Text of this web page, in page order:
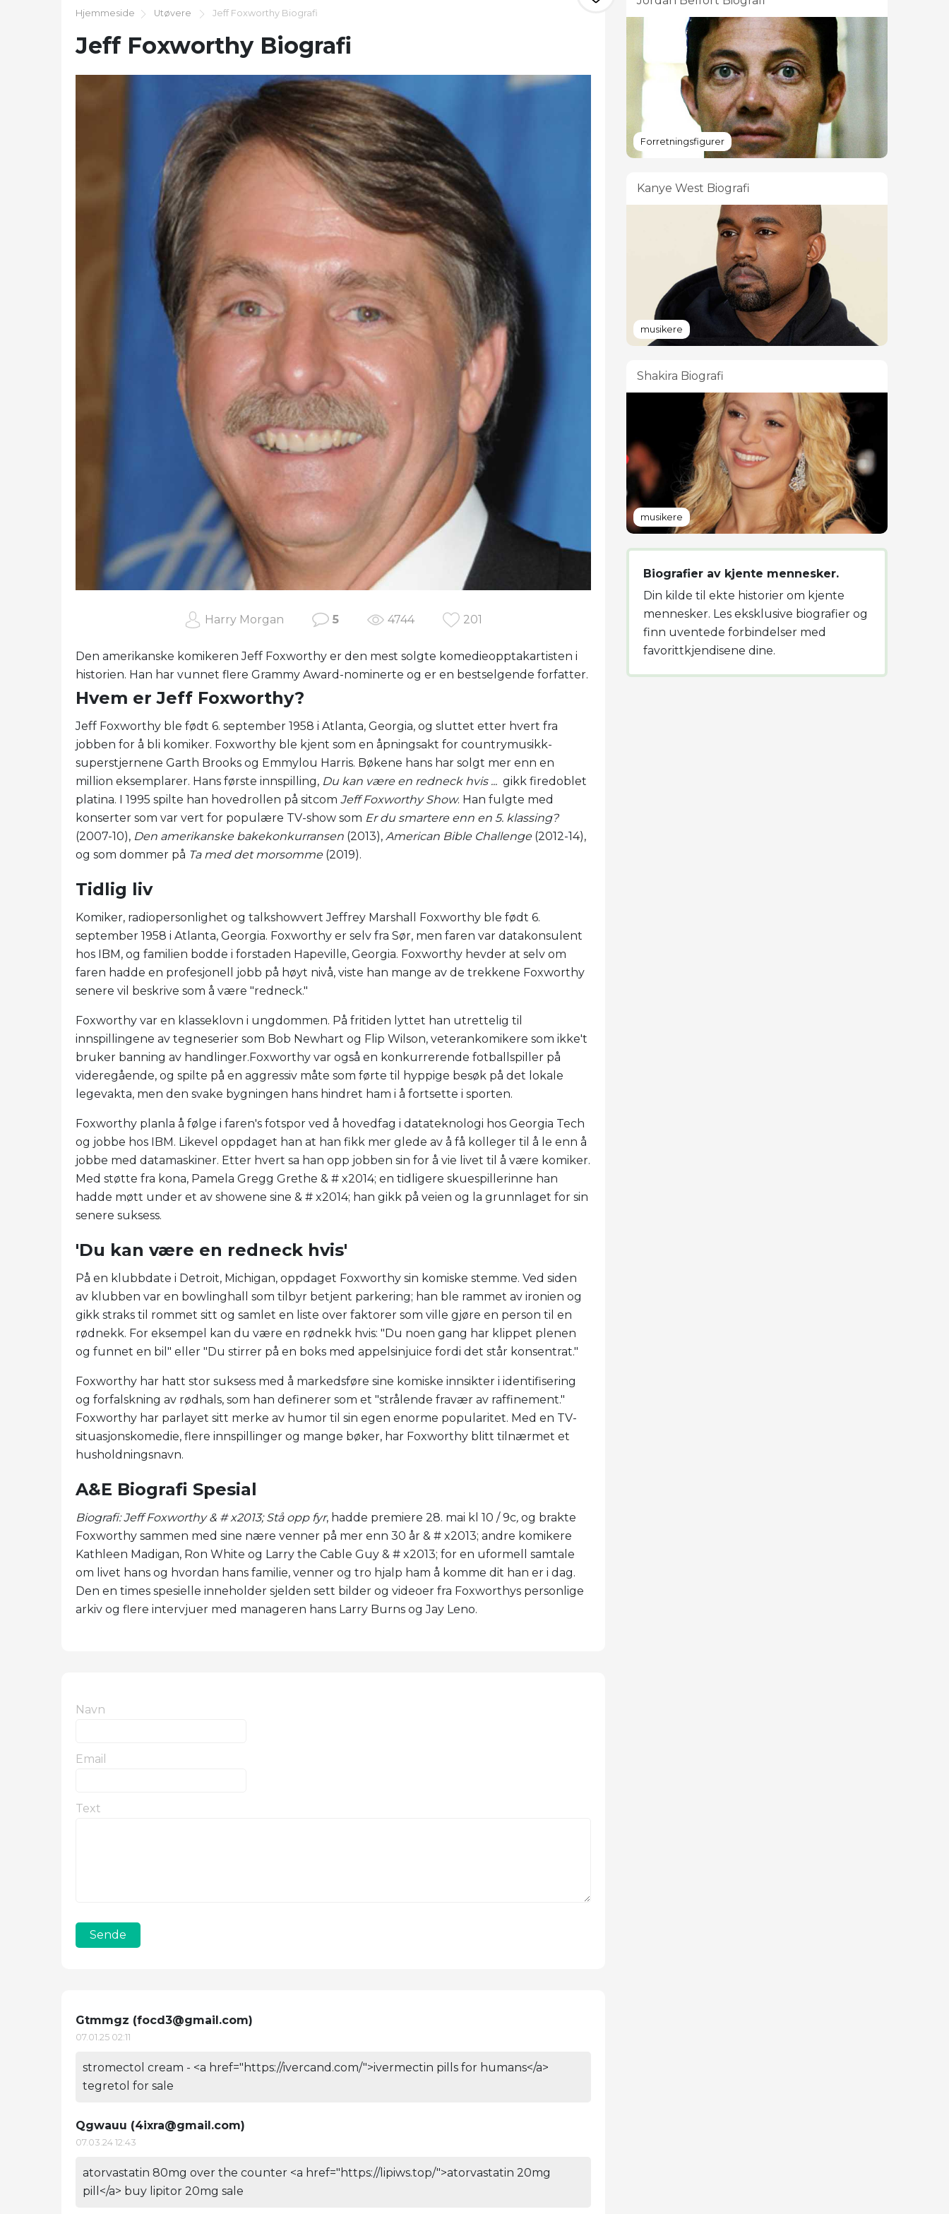
Hjemmeside Utøvere Jeff Foxworthy Biografi
Jeff Foxworthy Biografi
Harry Morgan 5 4744 201
Den amerikanske komikeren Jeff Foxworthy er den mest solgte komedieopptakartisten i
historien. Han har vunnet flere Grammy Award-nominerte og er en bestselgende forfatter.
Hvem er Jeff Foxworthy?
Jeff Foxworthy ble født 6. september 1958 i Atlanta, Georgia, og sluttet etter hvert fra
jobben for å bli komiker. Foxworthy ble kjent som en åpningsakt for countrymusikk-
superstjernene Garth Brooks og Emmylou Harris. Bøkene hans har solgt mer enn en
million eksemplarer. Hans første innspilling, Du kan være en redneck hvis ... gikk firedoblet
platina. I 1995 spilte han hovedrollen på sitcom Jeff Foxworthy Show. Han fulgte med
konserter som var vert for populære TV-show som Er du smartere enn en 5. klassing?
(2007-10), Den amerikanske bakekonkurransen (2013), American Bible Challenge(2012-14),
og som dommer på Ta med det morsomme(2019).
Tidlig liv
Komiker, radiopersonlighet og talkshowvert Jeffrey Marshall Foxworthy ble født 6.
september 1958 i Atlanta, Georgia. Foxworthy er selv fra Sør, men faren var datakonsulent
hos IBM, og familien bodde i forstaden Hapeville, Georgia. Foxworthy hevder at selv om
faren hadde en profesjonell jobb på høyt nivå, viste han mange av de trekkene Foxworthy
senere vil beskrive som å være "redneck."
Foxworthy var en klasseklovn i ungdommen. På fritiden lyttet han utrettelig til
innspillingene av tegneserier som Bob Newhart og Flip Wilson, veterankomikere som ikke't
bruker banning av handlinger.Foxworthy var også en konkurrerende fotballspiller på
videregående, og spilte på en aggressiv måte som førte til hyppige besøk på det lokale
legevakta, men den svake bygningen hans hindret ham i å fortsette i sporten.
Foxworthy planla å følge i faren's fotspor ved å hovedfag i datateknologi hos Georgia Tech
og jobbe hos IBM. Likevel oppdaget han at han fikk mer glede av å få kolleger til å le enn å
jobbe med datamaskiner. Etter hvert sa han opp jobben sin for å vie livet til å være komiker.
Med støtte fra kona, Pamela Gregg Grethe & # x2014; en tidligere skuespillerinne han
hadde møtt under et av showene sine & # x2014; han gikk på veien og la grunnlaget for sin
senere suksess.
'Du kan være en redneck hvis'
På en klubbdate i Detroit, Michigan, oppdaget Foxworthy sin komiske stemme. Ved siden
av klubben var en bowlinghall som tilbyr betjent parkering; han ble rammet av ironien og
gikk straks til rommet sitt og samlet en liste over faktorer som ville gjøre en person til en
rødnekk. For eksempel kan du være en rødnekk hvis: "Du noen gang har klippet plenen
og funnet en bil" eller "Du stirrer på en boks med appelsinjuice fordi det står konsentrat."
Foxworthy har hatt stor suksess med å markedsføre sine komiske innsikter i identifisering
og forfalskning av rødhals, som han definerer som et "strålende fravær av raffinement."
Foxworthy har parlayet sitt merke av humor til sin egen enorme popularitet. Med en TV-
situasjonskomedie, flere innspillinger og mange bøker, har Foxworthy blitt tilnærmet et
husholdningsnavn.
A&E Biografi Spesial
Biografi: Jeff Foxworthy & # x2013; Stå opp fyr, hadde premiere 28. mai kl 10 / 9c, og brakte
Foxworthy sammen med sine nære venner på mer enn 30 år & # x2013; andre komikere
Kathleen Madigan, Ron White og Larry the Cable Guy & # x2013; for en uformell samtale
om livet hans og hvordan hans familie, venner og tro hjalp ham å komme dit han er i dag.
Den en times spesielle inneholder sjelden sett bilder og videoer fra Foxworthys personlige
arkiv og flere intervjuer med manageren hans Larry Burns og Jay Leno.
Navn
Email
Text
Sende
Gtmmgz (focd3@gmail.com)
07.01.25 02:11
stromectol cream - <a href="https://ivercand.com/">ivermectin pills for humans</a>
tegretol for sale
Qgwauu (4ixra@gmail.com)
07.03.24 12:43
atorvastatin 80mg over the counter <a href="https://lipiws.top/">atorvastatin 20mg
pill</a> buy lipitor 20mg sale
Forretningsfigurer
Kanye West Biografi
musikere
Shakira Biografi
musikere
Biografier av kjente mennesker.
Din kilde til ekte historier om kjente
mennesker. Les eksklusive biografier og
finn uventede forbindelser med
favorittkjendisene dine.